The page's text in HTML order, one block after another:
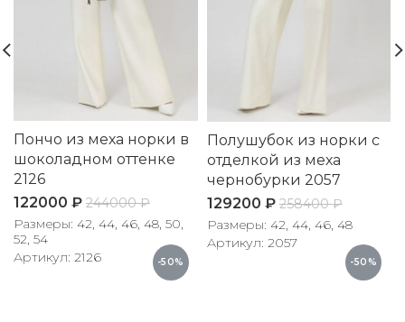
-50%
Пончо из меха норки в
шоколадном оттенке
2126
122000 ₽ 244000₽
Размеры: 42, 44, 46, 48, 50,
52, 54
Артикул: 2126
-50%
Полушубок из норки с
отделкой из меха
чернобурки 2057
129200 ₽ 258400₽
Размеры: 42, 44, 46, 48
Артикул: 2057